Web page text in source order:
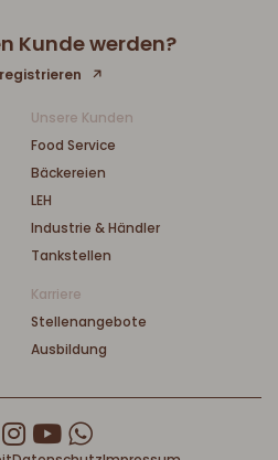
Kunde werden?
Unsere Kunden
Food Service
Bäckereien
LEH
Industrie & Händler
Tankstellen
Karriere
Stellenangebote
Ausbildung